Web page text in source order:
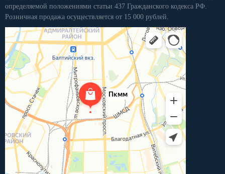
определяемой положениями статьи 437 Гражданского кодекса РФ.
Розничная продажа осуществляется от 15 000 рублей.